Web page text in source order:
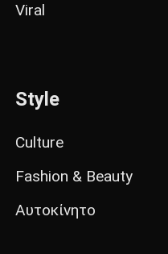
Viral
Style
Culture
Fashion & Beauty
Αυτοκίνητο